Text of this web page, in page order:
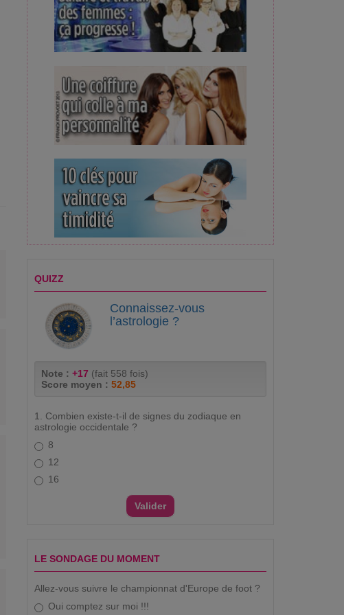
QUIZZ
Connaissez-vous
l’astrologie ?
Note : +17 (fait 558 fois)
Score moyen : 52,85
1. Combien existe-t-il de signes du zodiaque en
astrologie occidentale ?
8
12
16
LE SONDAGE DU MOMENT
Allez-vous suivre le championnat d'Europe de foot ?
Oui comptez sur moi !!!